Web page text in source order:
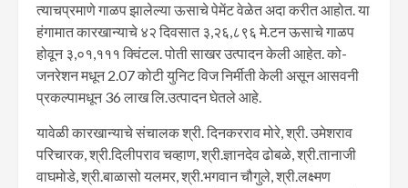
त्याचप्रमाणे गाळप झालेल्या ऊसाचे पेमेंट वेळेत अदा करीत आहोत. या
हंगामात कारखान्याचे ४२ दिवसात ३,२६,८९६ मे.टन ऊसाचे गाळप
होवून ३,०१,१११ क्विंटल. पोती साखर उत्पादन केली आहेत. को-
जनरेशन मधून 2.07 कोटी युनिट विज निर्मीती केली असून आसवनी
प्रकल्पामधून 36 लाख लि.उत्पादन घेतले आहे.
यावेळी कारखान्याचे संचालक श्री. दिनकरराव मोरे, श्री. उमेशराव
परिचारक, श्री.दिलीपराव चव्हाण, श्री.ज्ञानदेव ढोबळे, श्री.तानाजी
वाघमोडे, श्री.बाळासो यलमर, श्री.भगवान चौगुले, श्री.लक्ष्मण